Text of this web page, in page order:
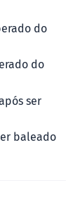
do
do
ser
baleado